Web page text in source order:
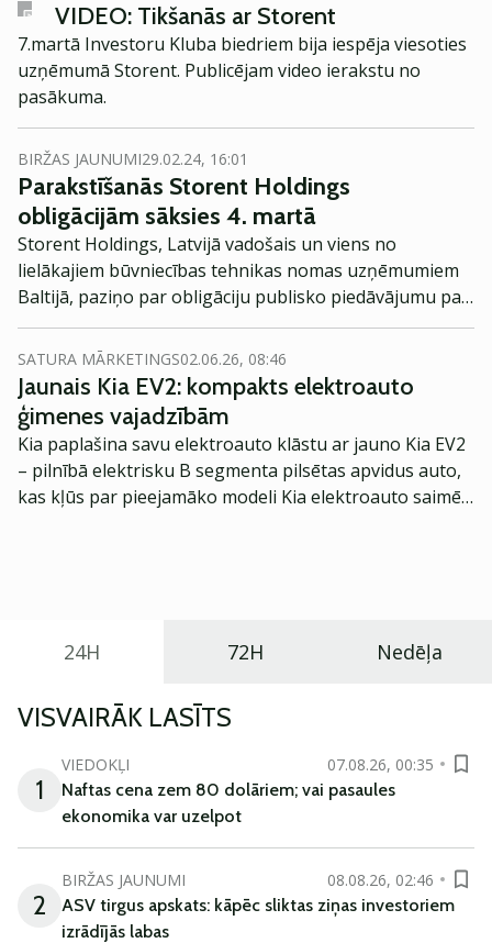
VIDEO: Tikšanās ar Storent
7.martā Investoru Kluba biedriem bija iespēja viesoties
uzņēmumā Storent. Publicējam video ierakstu no
pasākuma.
BIRŽAS JAUNUMI29.02.24, 16:01
Parakstīšanās Storent Holdings
obligācijām sāksies 4. martā
Storent Holdings, Latvijā vadošais un viens no
lielākajiem būvniecības tehnikas nomas uzņēmumiem
Baltijā, paziņo par obligāciju publisko piedāvājumu par
kopējo summu 7 000 000 EUR apmērā ar fiksēto
procentu likmi 10% un dzēšanas termiņu 2026. gada 21.
septembrī. Parakstīšanās sāksies 4. martā.
SATURA MĀRKETINGS02.06.26, 08:46
Jaunais Kia EV2: kompakts elektroauto
ģimenes vajadzībām
Kia paplašina savu elektroauto klāstu ar jauno Kia EV2
– pilnībā elektrisku B segmenta pilsētas apvidus auto,
kas kļūs par pieejamāko modeli Kia elektroauto saimē
24H 72H Nedēļa
VISVAIRĀK LASĪTS
1
VIEDOKĻI
07.08.26, 00:35
Naftas cena zem 80 dolāriem; vai pasaules
ekonomika var uzelpot
2
BIRŽAS JAUNUMI
08.08.26, 02:46
ASV tirgus apskats: kāpēc sliktas ziņas investoriem
izrādījās labas